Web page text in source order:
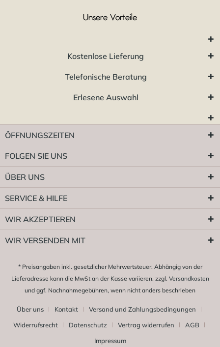
Unsere Vorteile
Kostenlose Lieferung
Telefonische Beratung
Erlesene Auswahl
ÖFFNUNGSZEITEN
FOLGEN SIE UNS
ÜBER UNS
SERVICE & HILFE
WIR AKZEPTIEREN
WIR VERSENDEN MIT
* Preisangaben inkl. gesetzlicher Mehrwertsteuer. Abhängig von der
Lieferadresse kann die MwSt an der Kasse variieren. zzgl. Versandkosten
und ggf. Nachnahmegebühren, wenn nicht anders beschrieben
Über uns Kontakt
Versand und Zahlungsbedingungen
Widerrufsrecht
Datenschutz Vertrag widerrufen
AGB
Impressum